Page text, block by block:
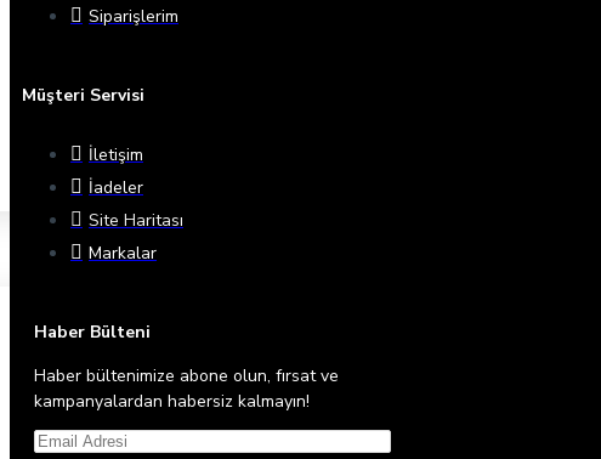
Siparişlerim
Müşteri Servisi
İletişim
İadeler
Site Haritası
Markalar
Haber Bülteni
Haber bültenimize abone olun, fırsat ve
kampanyalardan habersiz kalmayın!